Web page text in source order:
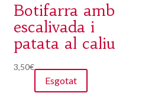
Botifarra amb
escalivada i
patata al caliu
3,50€
Esgotat